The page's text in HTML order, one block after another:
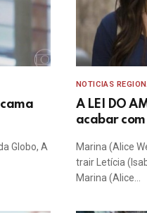
Globo, A
NOTICIAS
A LEI DO
acabar com
Marina (Alice
trair Letícia
Marina (Alice…